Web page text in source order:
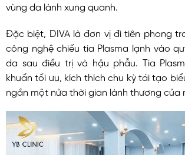
vùng da lành xung quanh.
Đặc biệt, DIVA là đơn vị đi tiên phong
công nghệ chiếu tia Plasma lạnh vào
da sau điều trị và hậu phẫu. Tia
khuẩn tối ưu, kích thích chu kỳ tái tạo
ngắn một nửa thời gian lành thương của